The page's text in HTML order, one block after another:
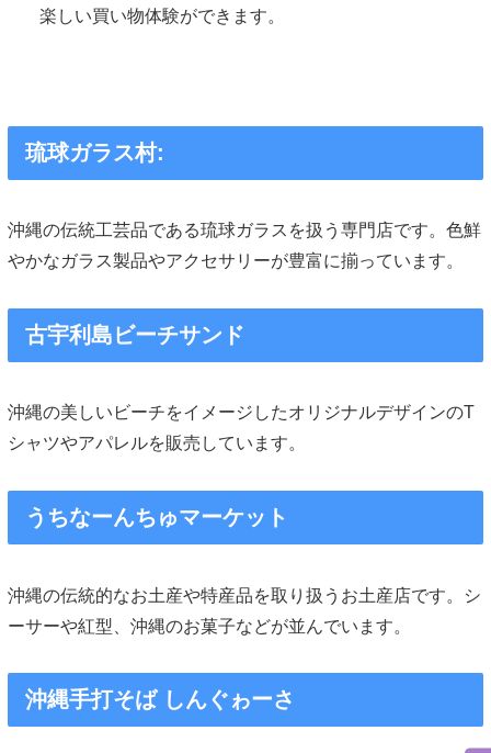
楽しい買い物体験ができます。
琉球ガラス村:
沖縄の伝統工芸品である琉球ガラスを扱う専門店です。色鮮
やかなガラス製品やアクセサリーが豊富に揃っています。
古宇利島ビーチサンド
沖縄の美しいビーチをイメージしたオリジナルデザインのT
シャツやアパレルを販売しています。
うちなーんちゅマーケット
沖縄の伝統的なお土産や特産品を取り扱うお土産店です。シ
ーサーや紅型、沖縄のお菓子などが並んでいます。
沖縄手打そば しんぐゎーさ